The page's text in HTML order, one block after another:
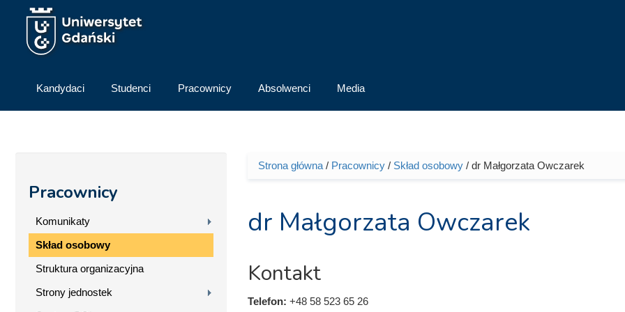
Przejdź do treści
Kandydaci Studenci Pracownicy Absolwenci Media
Pracownicy
Komunikaty
Skład osobowy
Struktura organizacyjna
Strony jednostek
Jesteś tutaj
Strona główna/ Pracownicy/ Skład osobowy/ dr Małgorzata Owczarek
dr Małgorzata Owczarek
Kontakt
Telefon: +48 58 523 65 26